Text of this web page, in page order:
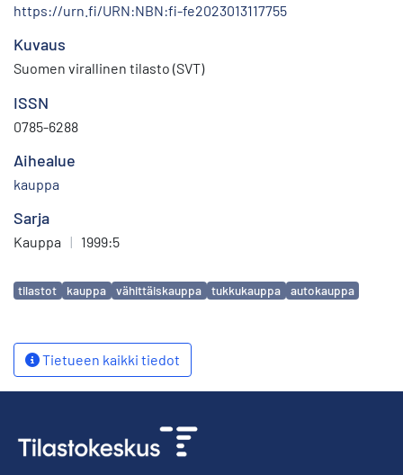
https://urn.fi/URN:NBN:fi-fe2023013117755
Kuvaus
Suomen virallinen tilasto (SVT)
ISSN
0785-6288
Aihealue
kauppa
Sarja
Kauppa | 1999:5
Avainsanat
tilastot kauppa vähittäiskauppa tukkukauppa autokauppa
Tietueen kaikki tiedot